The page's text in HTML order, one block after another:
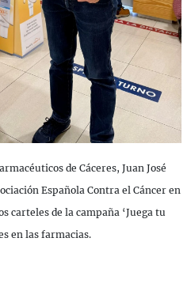
de Cáceres, Juan José
Española Contra el Cáncer en
carteles de la campaña ‘Juega tu
en las farmacias.